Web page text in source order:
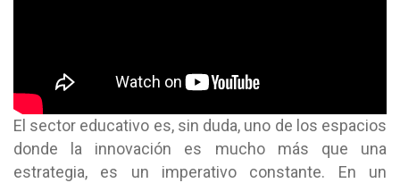
El sector educativo es, sin duda, uno de los espacios
donde la innovación es mucho más que una
estrategia, es un imperativo constante. En un